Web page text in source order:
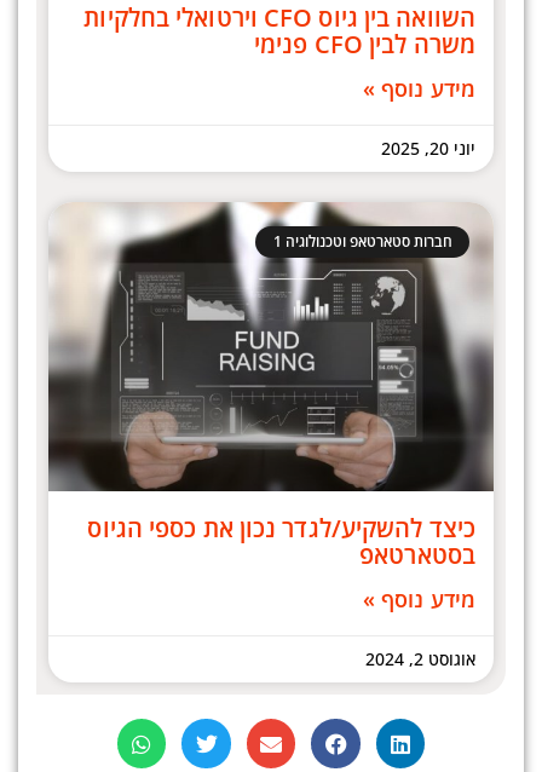
השוואה בין גיוס CFO וירטואלי בחלקיות
משרה לבין CFO פנימי
מידע נוסף »
יוני 20, 2025
חברות סטארטאפ וטכנולוגיה 1
כיצד להשקיע/לגדר נכון את כספי הגיוס
בסטארטאפ
מידע נוסף »
אוגוסט 2, 2024